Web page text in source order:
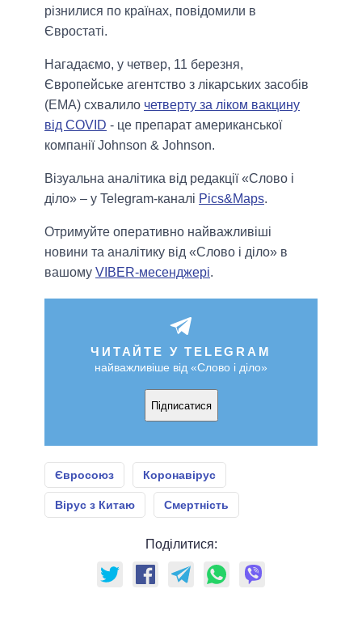
різнилися по країнах, повідомили в
Євростаті.
Нагадаємо, у четвер, 11 березня,
Європейське агентство з лікарських засобів
(EMA) схвалило четверту за ліком вакцину
від COVID - це препарат американської
компанії Johnson & Johnson.
Візуальна аналітика від редакції «Слово і
діло» – у Telegram-каналі Pics&Maps.
Отримуйте оперативно найважливіші
новини та аналітику від «Слово і діло» в
вашому VIBER-месенджері.
ЧИТАЙТЕ У TELEGRAM
найважливіше від «Слово і діло»
Підписатися
Євросоюз Коронавірус
Вірус з Китаю Смертність
Поділитися: